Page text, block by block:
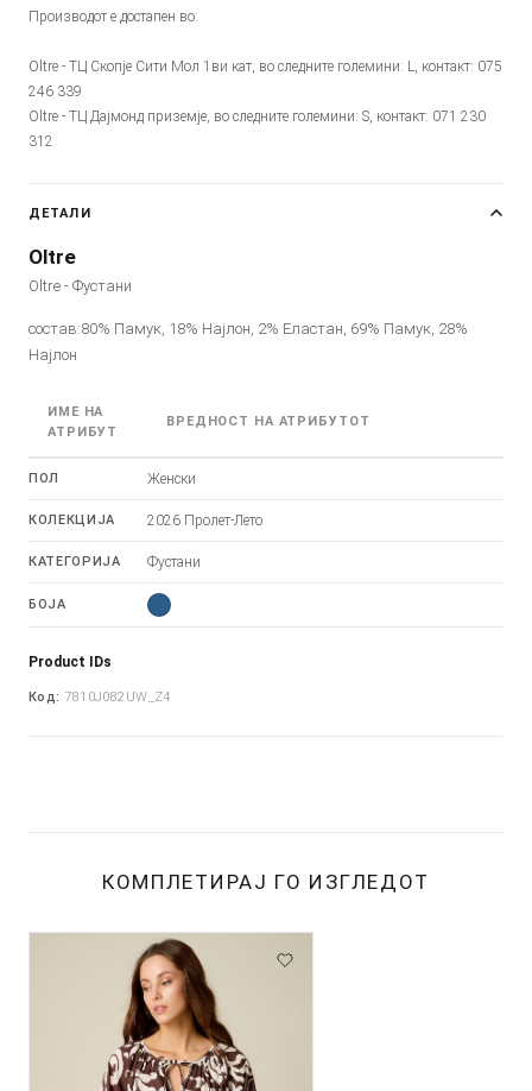
Производот е достапен во:
Oltre - ТЦ Скопје Сити Мол 1ви кат, во следните големини: L, контакт: 075
246 339
Oltre - ТЦ Дајмонд приземје, во следните големини: S, контакт: 071 230
312
ДЕТАЛИ
Oltre
Oltre - Фустани
состав:80% Памук, 18% Најлон, 2% Еластан, 69% Памук, 28%
Најлон
ИМЕ НА
АТРИБУТ
ВРЕДНОСТ НА АТРИБУТОТ
ПОЛ Женски
КОЛЕКЦИЈА 2026 Пролет-Лето
КАТЕГОРИЈА Фустани
БОЈА
Product IDs
Код: 7810J082UW_Z4
КОМПЛЕТИРАЈ ГО ИЗГЛЕДОТ